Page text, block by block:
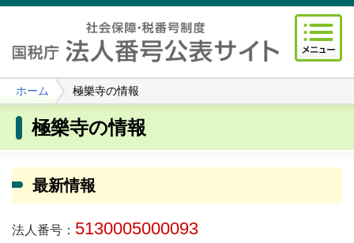
ホーム 極樂寺の情報
極樂寺の情報
最新情報
法人番号： 5130005000093